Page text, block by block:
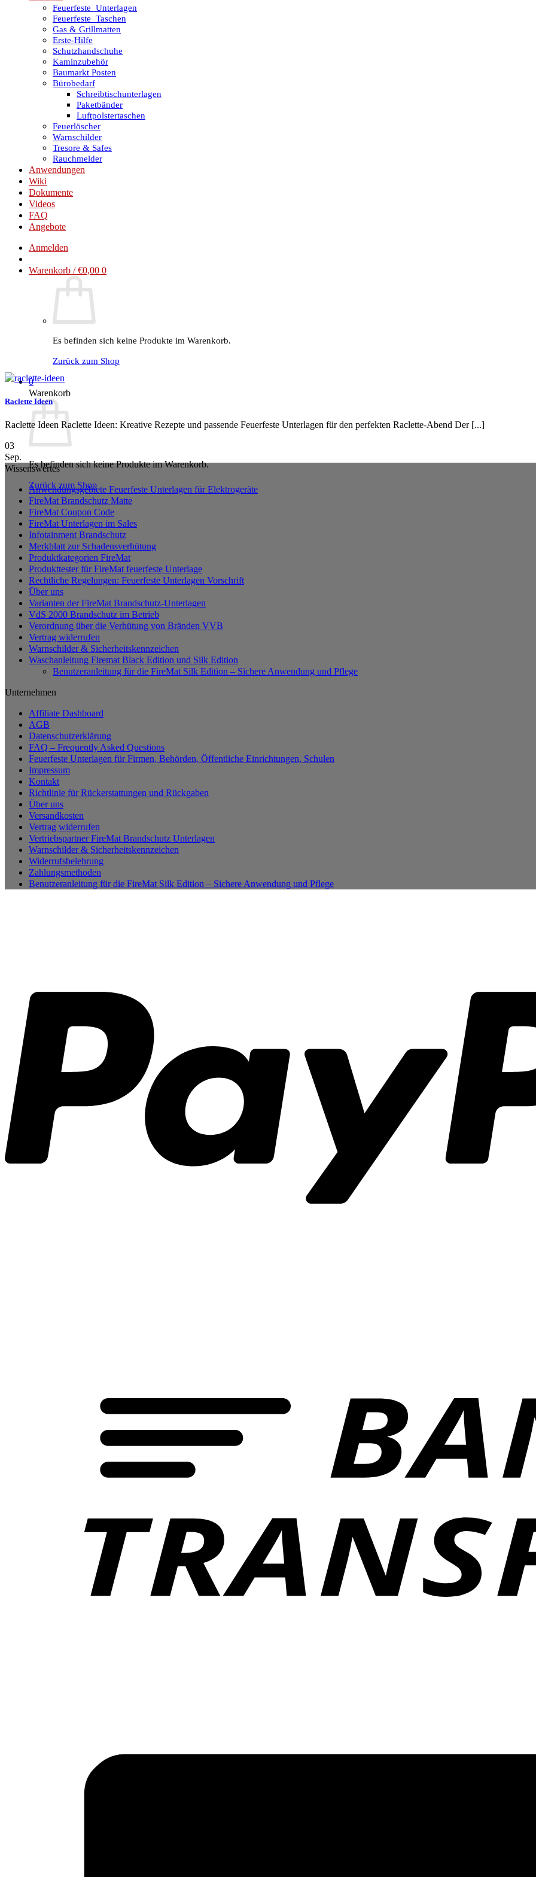
Feuerfeste_Unterlagen
Feuerfeste_Taschen
Gas & Grillmatten
Erste-Hilfe
Schutzhandschuhe
Kaminzubehör
Baumarkt Posten
Bürobedarf
Schreibtischunterlagen
Paketbänder
Luftpolstertaschen
Feuerlöscher
Warnschilder
Tresore & Safes
Rauchmelder
Anwendungen
Wiki
Dokumente
Videos
FAQ
Angebote
Anmelden
Warenkorb /€0,00 0
Es befinden sich keine Produkte im Warenkorb.
Zurück zum Shop
0
Warenkorb
Es befinden sich keine Produkte im Warenkorb.
Zurück zum Shop
Raclette Ideen
Raclette Ideen Raclette Ideen: Kreative Rezepte und passende Feuerfeste Unterlagen für den perfekten Raclette-Abend Der [...]
03
Sep.
Wissenswertes
Anwendungsgebiete Feuerfeste Unterlagen für Elektrogeräte
FireMat Brandschutz Matte
FireMat Coupon Code
FireMat Unterlagen im Sales
Infotainment Brandschutz
Merkblatt zur Schadensverhütung
Produktkategorien FireMat
Produkttester für FireMat feuerfeste Unterlage
Rechtliche Regelungen: Feuerfeste Unterlagen Vorschrift
Über uns
Varianten der FireMat Brandschutz-Unterlagen
VdS 2000 Brandschutz im Betrieb
Verordnung über die Verhütung von Bränden VVB
Vertrag widerrufen
Warnschilder & Sicherheitskennzeichen
Waschanleitung Firemat Black Edition und Silk Edition
Benutzeranleitung für die FireMat Silk Edition – Sichere Anwendung und Pflege
Unternehmen
Affiliate Dashboard
AGB
Datenschutzerklärung
FAQ – Frequently Asked Questions
Feuerfeste Unterlagen für Firmen, Behörden, Öffentliche Einrichtungen, Schulen
Impressum
Kontakt
Richtlinie für Rückerstattungen und Rückgaben
Über uns
Versandkosten
Vertrag widerrufen
Vertriebspartner FireMat Brandschutz Unterlagen
Warnschilder & Sicherheitskennzeichen
Widerrufsbelehrung
Zahlungsmethoden
Benutzeranleitung für die FireMat Silk Edition – Sichere Anwendung und Pflege